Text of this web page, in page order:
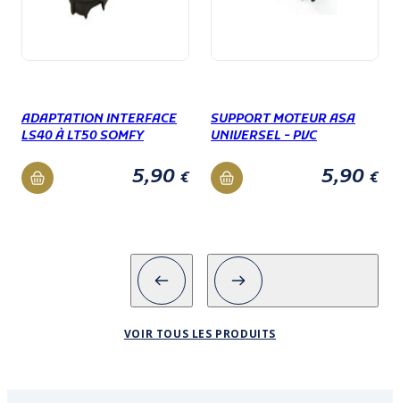
ADAPTATION INTERFACE
LS40 À LT50 SOMFY
5,90 €
SUPPORT MOTEUR ASA
UNIVERSEL - PVC
5,90 €
VOIR TOUS LES PRODUITS